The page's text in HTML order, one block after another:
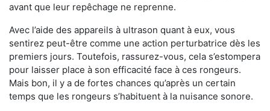
avant que leur repêchage ne reprenne.
Avec l’aide des appareils à ultrason quant à eux, vous
sentirez peut-être comme une action perturbatrice dès les
premiers jours. Toutefois, rassurez-vous, cela s’estompera
pour laisser place à son efficacité face à ces rongeurs.
Mais bon, il y a de fortes chances qu’après un certain
temps que les rongeurs s’habituent à la nuisance sonore.